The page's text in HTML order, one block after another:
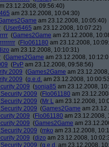
23.12.2008, 09:56:40)
am 23.12.2008, 10:04:30)
am 23.12.2008, 10:05:40)
(User6465 am 23.12.2008, 10:07:22)
(Games2Game am 23.12.2008,
(Flo061180 am 23.12.2008,
am 23.12.2008, 10:10:31)
(Games2Game am 23.12.2008,
(PvP am 23.12.2008, 09:58:56)
2009 (Games2Game am
2009 (q.e.d. am 23.12.2008,
2009 (sonja85 am 23.12.2008,
2009 (Flo061180 am
2009 (Mr L am 23.12.2008,
2009 (Games2Game am
2009 (Flo061180 am 23.12.2008,
2009 (Games2Game am
2009 (mko am 23.12.2008,
2009 (dizo am 23.12.2008,
2009 (q.e.d. am 23.12.2008,